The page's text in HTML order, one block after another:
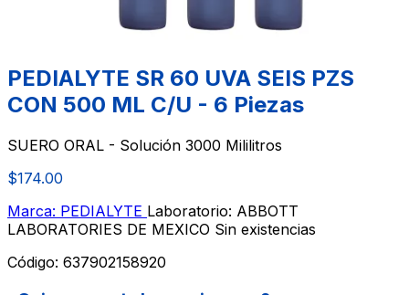
PEDIALYTE SR 60 UVA SEIS PZS
CON 500 ML C/U - 6 Piezas
SUERO ORAL - Solución 3000 Mililitros
$174.00
Marca: PEDIALYTE Laboratorio: ABBOTT
LABORATORIES DE MEXICO Sin existencias
Código: 637902158920